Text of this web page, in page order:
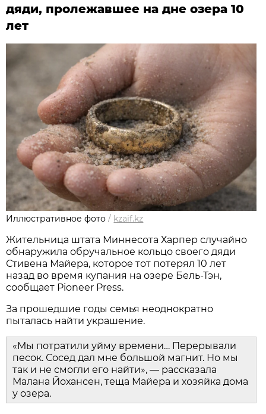
дяди, пролежавшее на дне озера 10
лет
Иллюстративное фото / kzaif.kz
Жительница штата Миннесота Харпер случайно
обнаружила обручальное кольцо своего дяди
Стивена Майера, которое тот потерял 10 лет
назад во время купания на озере Бель-Тэн,
сообщает Pioneer Press.
За прошедшие годы семья неоднократно
пыталась найти украшение.
«Мы потратили уйму времени… Перерывали
песок. Сосед дал мне большой магнит. Но мы
так и не смогли его найти», — рассказала
Малана Йохансен, теща Майера и хозяйка дома
у озера.